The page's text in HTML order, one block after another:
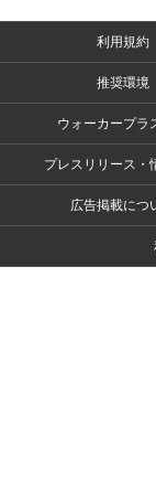
利用規約
推奨環境
ウォーカープラ
プレスリリース・
広告掲載につ